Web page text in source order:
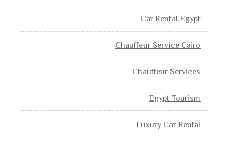
Car Rental Egypt
Chauffeur Service Cairo
Chauffeur Services
Egypt Tourism
Luxury Car Rental